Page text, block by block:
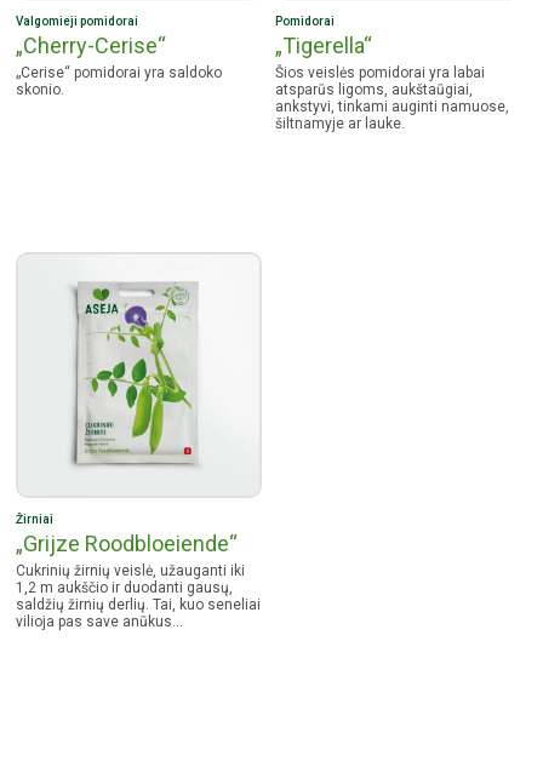
Valgomieji pomidorai
„Cherry-Cerise“
„Cerise“ pomidorai yra saldoko
skonio.
Pomidorai
„Tigerella“
Šios veislės pomidorai yra labai
atsparūs ligoms, aukštaūgiai,
ankstyvi, tinkami auginti namuose,
šiltnamyje ar lauke.
Žirniai
„Grijze Roodbloeiende“
Cukrinių žirnių veislė, užauganti iki
1,2 m aukščio ir duodanti gausų,
saldžių žirnių derlių. Tai, kuo seneliai
vilioja pas save anūkus…